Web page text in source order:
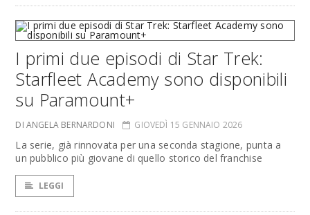
I primi due episodi di Star Trek:
Starfleet Academy sono disponibili
su Paramount+
DI ANGELA BERNARDONI GIOVEDÌ 15 GENNAIO 2026
La serie, già rinnovata per una seconda stagione, punta a
un pubblico più giovane di quello storico del franchise
LEGGI